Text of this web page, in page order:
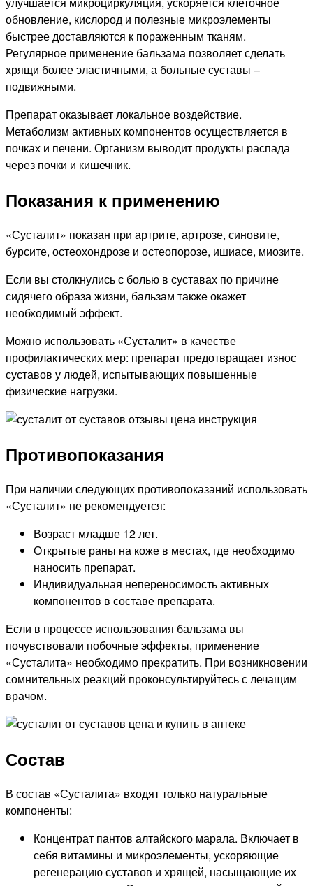
обновление, кислород и полезные микроэлементы
быстрее доставляются к пораженным тканям.
Регулярное применение бальзама позволяет сделать
хрящи более эластичными, а больные суставы –
подвижными.
Препарат оказывает локальное воздействие.
Метаболизм активных компонентов осуществляется в
почках и печени. Организм выводит продукты распада
через почки и кишечник.
Показания к применению
«Сусталит» показан при артрите, артрозе, синовите,
бурсите, остеохондрозе и остеопорозе, ишиасе, миозите.
Если вы столкнулись с болью в суставах по причине
сидячего образа жизни, бальзам также окажет
необходимый эффект.
Можно использовать «Сусталит» в качестве
профилактических мер: препарат предотвращает износ
суставов у людей, испытывающих повышенные
физические нагрузки.
Противопоказания
При наличии следующих противопоказаний использовать
«Сусталит» не рекомендуется:
Возраст младше 12 лет.
Открытые раны на коже в местах, где необходимо
наносить препарат.
Индивидуальная непереносимость активных
компонентов в составе препарата.
Если в процессе использования бальзама вы
почувствовали побочные эффекты, применение
«Сусталита» необходимо прекратить. При возникновении
сомнительных реакций проконсультируйтесь с лечащим
врачом.
Состав
В состав «Сусталита» входят только натуральные
компоненты:
Концентрат пантов алтайского марала. Включает в
себя витамины и микроэлементы, ускоряющие
регенерацию суставов и хрящей, насыщающие их